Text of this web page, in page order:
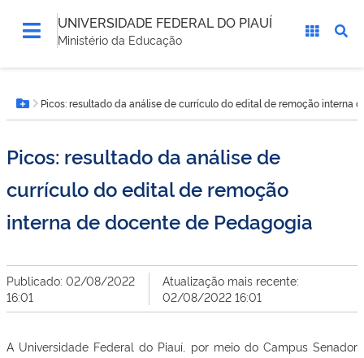
UNIVERSIDADE FEDERAL DO PIAUÍ
Ministério da Educação
está
aqui:Botão Menu
Picos: resultado da análise de currículo do edital de remoção interna
Picos: resultado da análise de
currículo do edital de remoção
interna de docente de Pedagogia
Publicado: 02/08/2022
16:01
Atualização mais recente:
02/08/2022 16:01
A Universidade Federal do Piauí, por meio do Campus Senador